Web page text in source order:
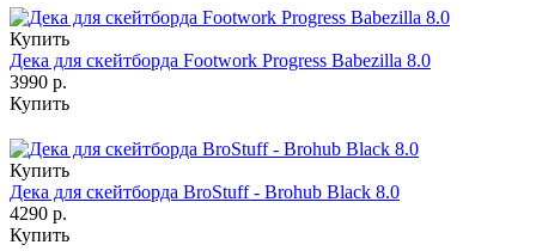
Купить
Дека для скейтборда Footwork Progress Babezilla 8.0
3990 р.
Купить
Купить
Дека для скейтборда BroStuff - Brohub Black 8.0
4290 р.
Купить